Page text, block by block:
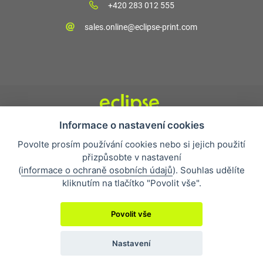
+420 283 012 555
sales.online@eclipse-print.com
Obchodní podmínky
Nejčastější otázky
Ochrana osobních údajů
O společnosti
Whistleblowing
Informace o nastavení cookies
Povolte prosím používání cookies nebo si jejich použití
přizpůsobte v nastavení
(informace o ochraně osobních údajů). Souhlas udělíte
kliknutím na tlačítko "Povolit vše".
Povolit vše
Nastavení